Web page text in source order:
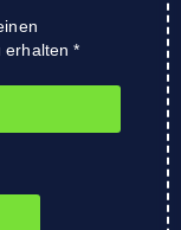
erhalten *